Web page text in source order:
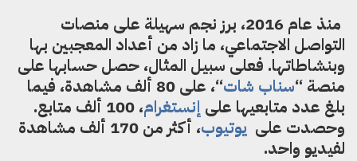
منذ عام 2016 ، برز نجم سهيلة على منصات
التواصل الاجتماعي، ما زاد من أعداد المعجبين بها
وبنشاطاتها. فعلى سبيل المثال، حصل حسابها على
منصة “سناب شات“، على 80 ألف مشاهدة،
فيما
بلغ عدد متابعيها على إنستغرام
، 100 ألف متابع.
وحصدت على يوتيوب، أ
كثر من 170 ألف مشاهدة
لفيديو واحد.